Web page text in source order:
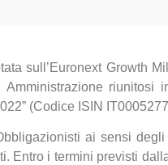
sull’Euronext
Amministrazione
(Codice ISIN
ai sensi
Entro i termini previsti